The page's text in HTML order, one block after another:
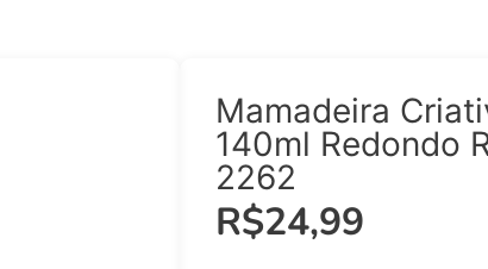
Mamadeira
140ml Redondo
2262
R$24,99